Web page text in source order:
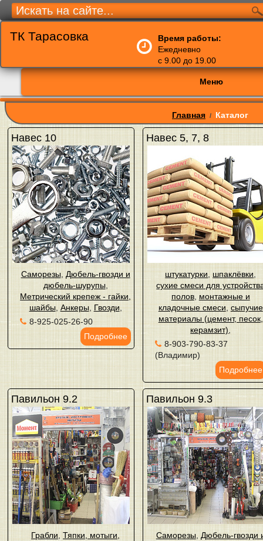
ТК Тарасовка
Время работы:
Ежедневно
с 9.00 до 19.00
Меню
Главная / Каталог
Навес 10
Саморезы, Дюбель-гвозди и
дюбель-шурупы,
Метрический крепеж - гайки,
шайбы, Анкеры, Гвозди
8-925-025-26-90
Подробнее
Навес 5, 7, 8
штукатурки шпаклёвки
сухие смеси для
полов, монтажные и
кладочные смеси сыпучие
материалы (цемент, песок,
керамзит)
8-903-790-83-37
(Владимир)
Подробнее
Павильон 9.2
Грабли ,Тяпки, мотыги,
Павильон 9.3
Саморезы, Дюбель-гвозди